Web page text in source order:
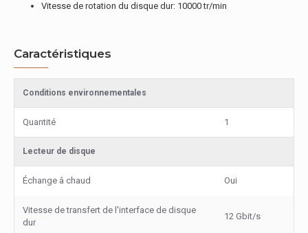
Vitesse de rotation du disque dur: 10000 tr/min
Caractéristiques
Conditions environnementales
Quantité 1
Lecteur de disque
Échange â chaud Oui
Vitesse de transfert de l'interface de disque
dur
12 Gbit/s